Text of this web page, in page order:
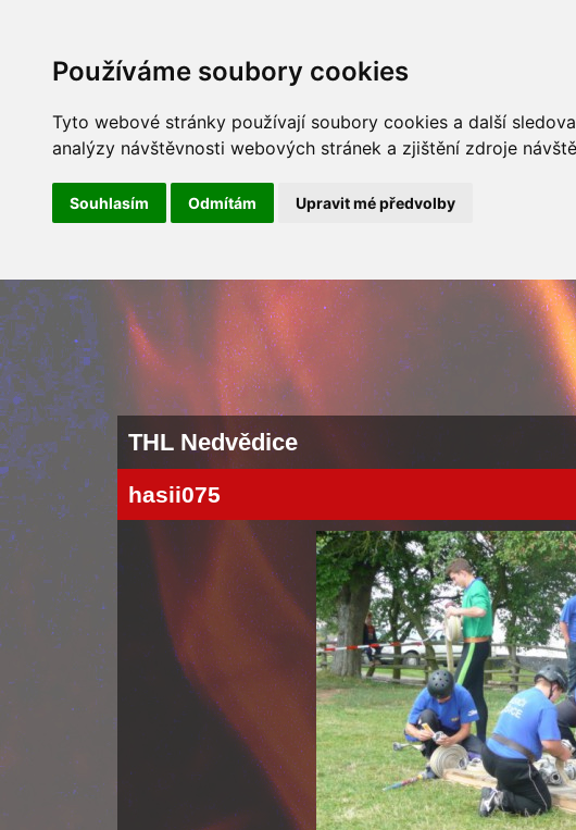
Používáme soubory cookies
Tyto webové stránky používají soubory cookies a další
analýzy návštěvnosti webových stránek a zjištění zdroje
Souhlasím Odmítám Upravit mé předvolby
ÚVOD NOVINKY
THL Nedvědice
hasii075